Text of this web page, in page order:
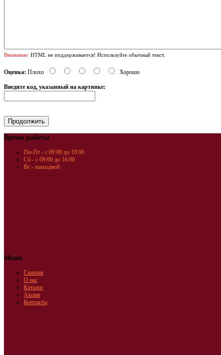
Внимание: HTML не поддерживается! Используйте обычный текст.
Оценка: Плохо Хорошо
Введите код, указанный на картинке:
Время работы
Пн-Пт - с 09:00 до 18:00
Сб - с 09:00 до 16:00
Вс - выходной
Меню
Главная
О нас
Каталог
Акции
Контакты